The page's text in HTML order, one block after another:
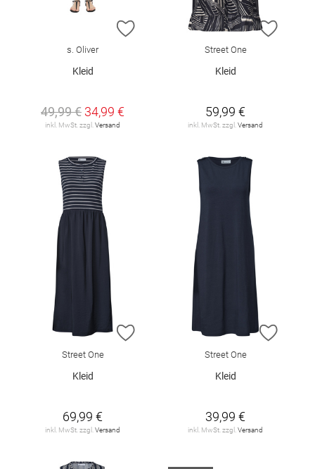
ZUR WUNSCHLISTE HINZUFÜGEN
s. Oliver
Kleid
49,99 € 34,99 €
inkl. MwSt. zzgl. Versand
ZUR
Street One
Kleid
59,99 €
inkl. MwSt. zzgl. Versand
ZUR WUNSCHLISTE HINZUFÜGEN
Street One
Kleid
69,99 €
inkl. MwSt. zzgl. Versand
ZUR
Street One
Kleid
39,99 €
inkl. MwSt. zzgl. Versand